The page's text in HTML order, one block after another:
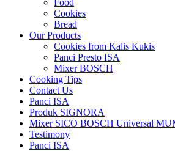
Cookies
Bread
Our Products
Cookies from Kalis Kukis
Panci Presto ISA
Mixer BOSCH
Cooking Tips
Contact Us
Panci ISA
Produk SIGNORA
Mixer SICO BOSCH Universal
Testimony
Panci ISA